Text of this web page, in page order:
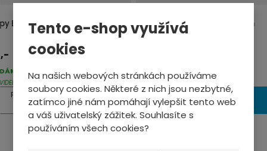
Tento e-shop využívá
cookies
Na našich webových stránkách používáme
soubory cookies. Některé z nich jsou nezbytné,
zatímco jiné nám pomáhají vylepšit tento web
a váš uživatelský zážitek. Souhlasíte s
používáním všech cookies?
BMX 130mm zelená
pár
KOUPIT
DO 2-3 PRAC. DNŮ
AKTUALIZOVANÉ
Gripy BMX ODI Hucker 160mm
Flange
DETAIL
DODÁME DO 2-3 PRAC. DNŮ
PRAVIDELNĚ AKTUALIZOVANÉ